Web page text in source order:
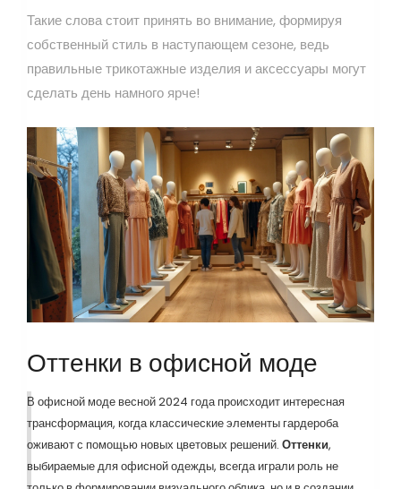
Такие слова стоит принять во внимание, формируя
собственный стиль в наступающем сезоне, ведь
правильные трикотажные изделия и аксессуары могут
сделать день намного ярче!
Оттенки в офисной моде
В офисной моде весной 2024 года происходит интересная
трансформация, когда классические элементы гардероба
оживают с помощью новых цветовых решений. Оттенки,
выбираемые для офисной одежды, всегда играли роль не